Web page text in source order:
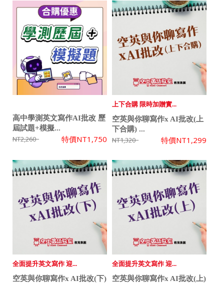
高中學測英文寫作AI批改 歷
屆試題+模擬...
NT2,260 特價NT1,750
上下合購 限時加贈實...
空英與你聊寫作x AI批改(上
下合購) ...
NT1,320 特價NT1,299
全面提升英文寫作 迎...
空英與你聊寫作x AI批改(下)
全面提升英文寫作 迎...
空英與你聊寫作x AI批改(上)